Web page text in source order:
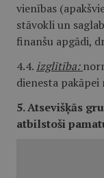
vienības
stāvokli un
finanšu apgādi,
4.4. izglītība:
dienesta
5. Atsevišķās
atbilstoši